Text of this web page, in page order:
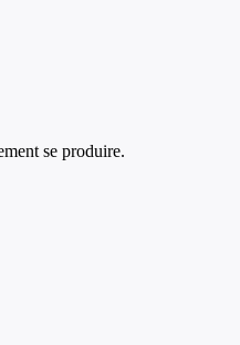
se produire.